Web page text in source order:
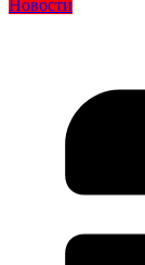
Новости